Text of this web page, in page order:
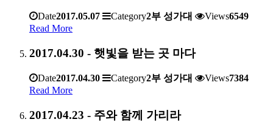
Date2017.05.07 Category2부 성가대 Views6549
Read More
2017.04.30 - 햇빛을 받는 곳 마다
Date2017.04.30 Category2부 성가대 Views7384
Read More
2017.04.23 - 주와 함께 가리라